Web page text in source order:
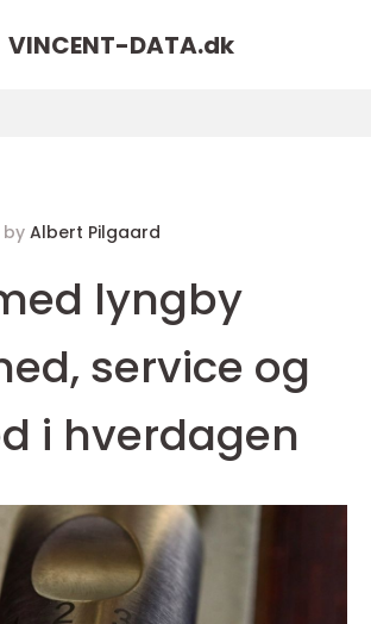
VINCENT-DATA.dk
by Albert Pilgaard
lyngby
service og
i hverdagen